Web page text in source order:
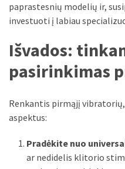
paprastesnių modelių ir,
investuoti į labiau
Išvados:
pasirinkimas
Renkantis pirmąjį
aspektus:
Pradėkite nuo
ar nedidelis klitorio